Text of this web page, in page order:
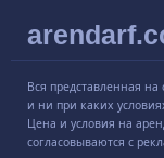
Вся представленная
и ни при каких
Цена и условия на
согласовываются с